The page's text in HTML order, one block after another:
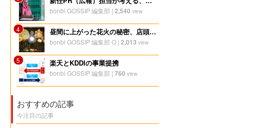
bonbi GOSSIP 編集部 | 2,540 view
4 昼間に上がった花火の秘密、店頭販促デザイナーが珍しい技術を語る
bonbi GOSSIP 編集部 O| 2,013 view
5 楽天とKDDIの事業提携
bonbi GOSSIP 編集部 | 760 view
おすすめの記事
今注目の記事